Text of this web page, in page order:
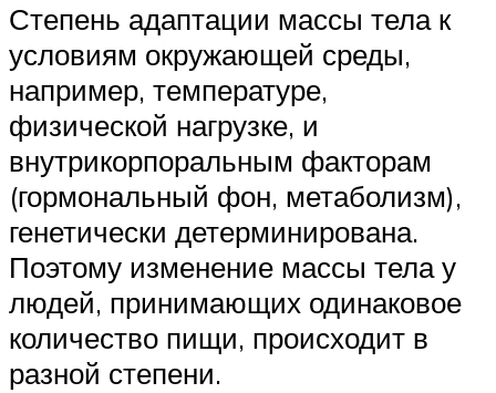
Степень адаптации массы тела к
условиям окружающей среды,
например, температуре,
физической нагрузке, и
внутрикорпоральным факторам
(гормональный фон, метаболизм),
генетически детерминирована.
Поэтому изменение массы тела у
людей, принимающих одинаковое
количество пищи, происходит в
разной степени.